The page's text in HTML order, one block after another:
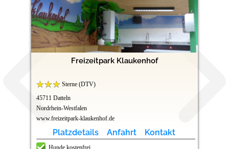
Freizeitpark Klaukenhof
Sterne (DTV)
45711 Datteln
Nordrhein-Westfalen
www.freizeitpark-klaukenhof.de
Platzdetails Anfahrt Kontakt
Hunde kostenfrei